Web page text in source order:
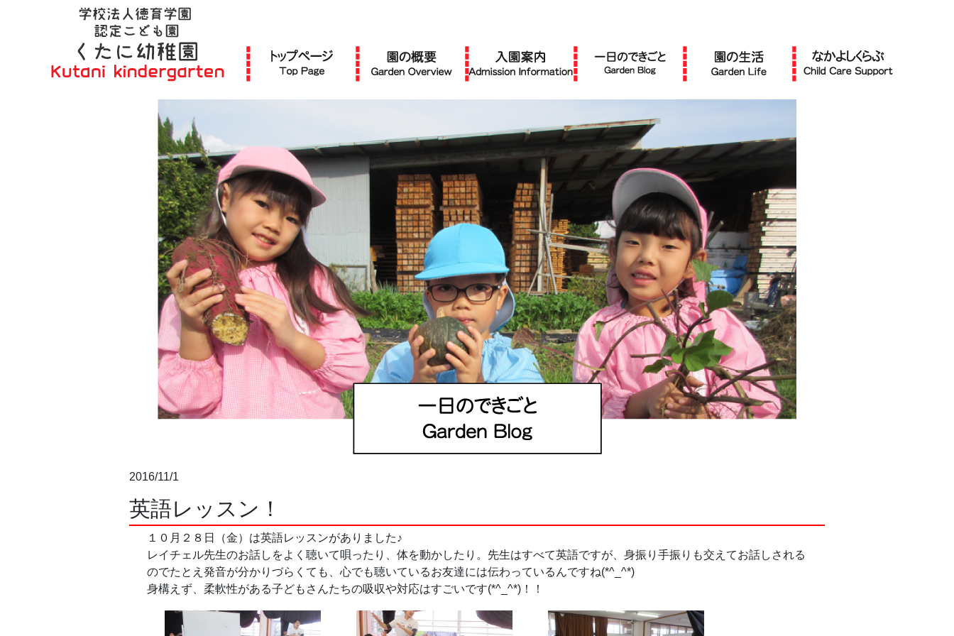
2016/11/1
英語レッスン！
１０月２８日（金）は英語レッスンがありました♪
レイチェル先生のお話しをよく聴いて唄ったり、体を動かしたり。先生はすべて英語ですが、身振り手振りも交えてお話しされる
のでたとえ発音が分かりづらくても、心でも聴いているお友達には伝わっているんですね(*^_^*)
身構えず、柔軟性がある子どもさんたちの吸収や対応はすごいです(*^_^*)！！